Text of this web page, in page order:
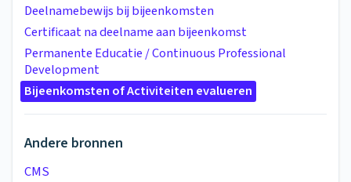
Deelnamebewijs bij bijeenkomsten
Certificaat na deelname aan bijeenkomst
Permanente Educatie / Continuous Professional
Development
Bijeenkomsten of Activiteiten evalueren
Andere bronnen
CMS